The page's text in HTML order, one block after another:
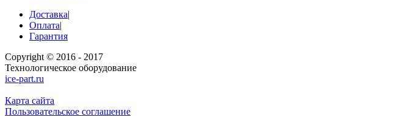
Доставка|
Оплата|
Гарантия
Copyright © 2016 - 2017
Технологическое оборудование
ice-part.ru
Карта сайта
Пользовательское соглашение